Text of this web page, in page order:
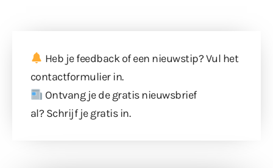
Heb je feedback of een nieuwstip? Vul het
contactformulierin.
Ontvang je de gratis nieuwsbrief
al? Schrijf je gratis in.